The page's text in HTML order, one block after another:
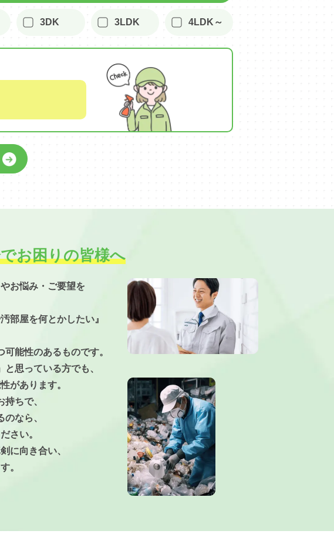
3DK 3LDK 4LDK～
お困りの皆様へ
お悩み・ご要望を
部屋を何とかしたい』
能性のあるものです。
思っている方でも、
があります。
ちで、
なら、
さい。
に向き合い、
。